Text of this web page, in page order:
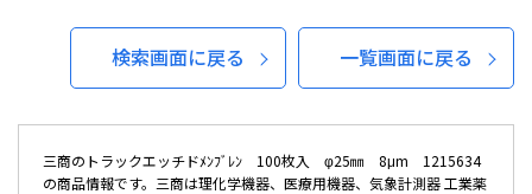
検索画面に戻る 一覧画面に戻る
三商のトラックエッチドﾒﾝﾌﾞﾚﾝ 100枚入 φ25㎜ 8μm 1215634
の商品情報です。三商は理化学機器、医療用機器、気象計測器 工業薬